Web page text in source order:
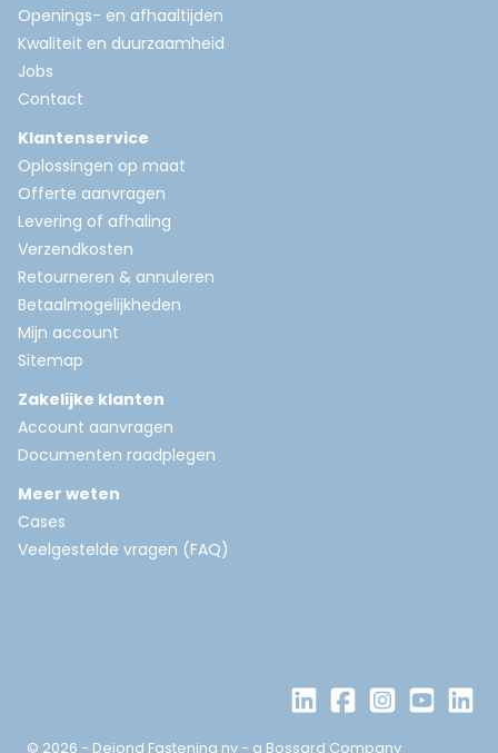
Openings- en afhaaltijden
Kwaliteit en duurzaamheid
Jobs
Contact
Klantenservice
Oplossingen op maat
Offerte aanvragen
Levering of afhaling
Verzendkosten
Retourneren & annuleren
Betaalmogelijkheden
Mijn account
Sitemap
Zakelijke klanten
Account aanvragen
Documenten raadplegen
Meer weten
Cases
Veelgestelde vragen (FAQ)
© 2026 - Dejond Fastening nv - a Bossard Company